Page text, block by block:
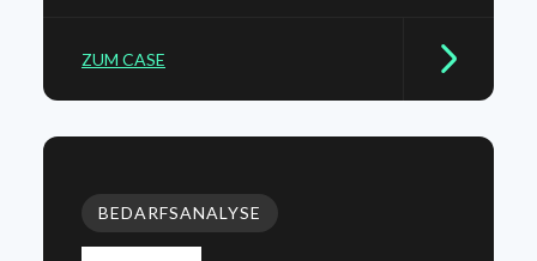
ZUM CASE
BEDARFSANALYSE